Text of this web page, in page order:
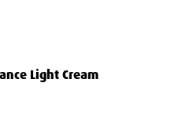
Light Cream